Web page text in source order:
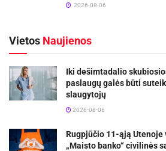
2026-08-06
Vietos Naujienos
Iki dešimtadalio
paslaugų galės būti
slaugytojų
2026-08-06
Rugpjūčio 11-ąją Utenoje
„Maisto banko“ civilinės